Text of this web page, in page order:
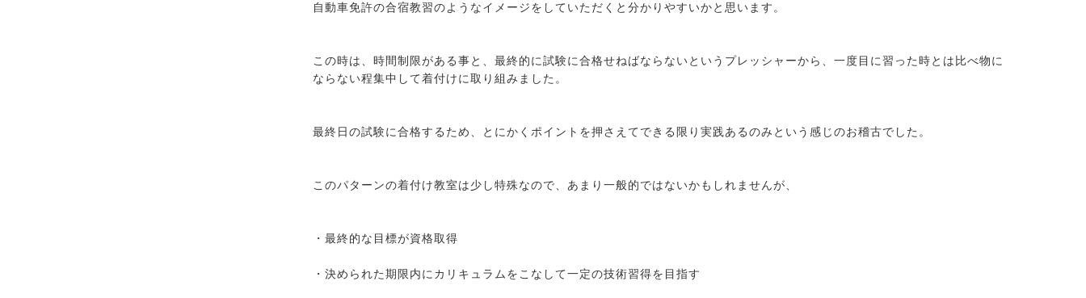
自動車免許の合宿教習のようなイメージをしていただくと分かりやすいかと思います。
この時は、時間制限がある事と、最終的に試験に合格せねばならないというプレッシャーから、一度目に習った時とは比べ物に
ならない程集中して着付けに取り組みました。
最終日の試験に合格するため、とにかくポイントを押さえてできる限り実践あるのみという感じのお稽古でした。
このパターンの着付け教室は少し特殊なので、あまり一般的ではないかもしれませんが、
・最終的な目標が資格取得
・決められた期限内にカリキュラムをこなして一定の技術習得を目指す